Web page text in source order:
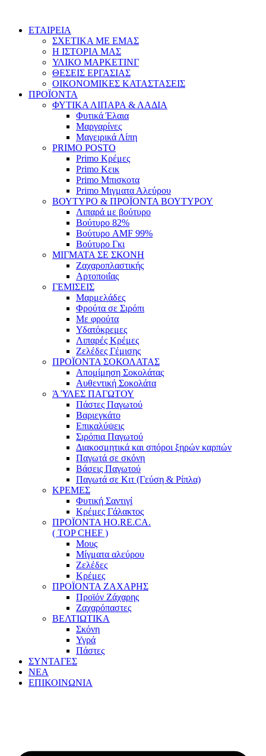
contentΕΤΑΙΡΕΙΑ
ΣΧΕΤΙΚΑ ΜΕ ΕΜΑΣ
Η ΙΣΤΟΡΙΑ ΜΑΣ
ΥΛΙΚΟ ΜΑΡΚΕΤΙΝΓ
ΘΕΣΕΙΣ ΕΡΓΑΣΙΑΣ
ΟΙΚΟΝΟΜΙΚΕΣ ΚΑΤΑΣΤΑΣΕΙΣ
ΠΡΟΪΟΝΤΑ
ΦΥΤΙΚΑ ΛΙΠΑΡΑ & ΛΑΔΙΑ
Φυτικά Έλαια
Μαργαρίνες
Μαγειρικά Λίπη
PRIMO POSTO
Primo Κρέμες
Primo Κεικ
Primo Μπισκοτα
Primo Μιγματα Αλεύρου
ΒΟΥΤΥΡΟ & ΠΡΟΪΟΝΤΑ ΒΟΥΤΥΡΟΥ
Λιπαρά με βούτυρο
Βούτυρο 82%
Βούτυρο AMF 99%
Βούτυρο Γκι
ΜΙΓΜΑΤΑ ΣΕ ΣΚΟΝΗ
Ζαχαροπλαστικής
Αρτοποιΐας
ΓΕΜΙΣΕΙΣ
Μαρμελάδες
Φρούτα σε Σιρόπι
Με φρούτα
Υδατόκρεμες
Λιπαρές Κρέμες
Ζελέδες Γέμισης
ΠΡΟΪΟΝΤΑ ΣΟΚΟΛΑΤΑΣ
Απομίμηση Σοκολάτας
Αυθεντική Σοκολάτα
Ά ΎΛΕΣ ΠΑΓΩΤΟΥ
Πάστες Παγωτού
Βαριεγκάτο
Επικαλύψεις
Σιρόπια Παγωτού
Διακοσμητικά και σπόροι ξηρών καρπών
Παγωτά σε σκόνη
Βάσεις Παγωτού
Παγωτά σε Κιτ (Γεύση & Ρίπλα)
ΚΡΕΜΕΣ
Φυτική Σαντιγί
Κρέμες Γάλακτος
ΠΡΟΪΟΝΤΑ HO.RE.CA.
( TOP CHEF )
Μους
Μίγματα αλεύρου
Ζελέδες
Κρέμες
ΠΡΟΪΟΝΤΑ ΖΑΧΑΡΗΣ
Προϊόν Ζάχαρης
Ζαχαρόπαστες
ΒΕΛΤΙΩΤΙΚΑ
Σκόνη
Υγρά
Πάστες
ΣΥΝΤΑΓΕΣ
ΝΕΑ
ΕΠΙΚΟΙΝΩΝΙΑ